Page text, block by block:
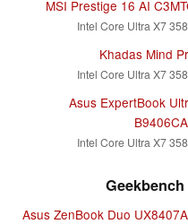
MSI Prestige 16 AI
Intel Core Ultra X7
Khadas Mind
Intel Core Ultra X7
Asus ExpertBook
Intel Core Ultra X7
Asus ZenBook Duo